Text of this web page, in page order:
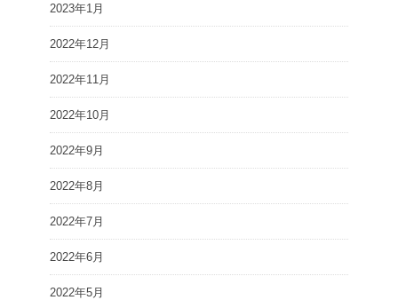
2023年1月
2022年12月
2022年11月
2022年10月
2022年9月
2022年8月
2022年7月
2022年6月
2022年5月